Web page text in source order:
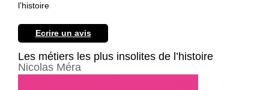
l’histoire
Ecrire un avis
Les métiers les plus insolites de l’histoire
Nicolas Méra